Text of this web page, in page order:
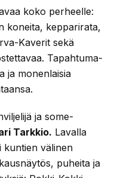
koko perheelle:
koneita, kepparirata,
Kaverit sekä
Tapahtuma-
ja monenlaisia
ja some-
Tarkkio. Lavalla
kuntien välinen
puheita ja